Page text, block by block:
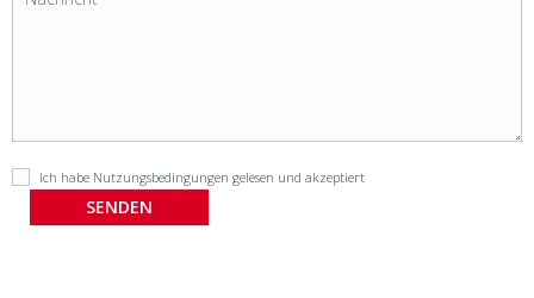
Ich habe Nutzungsbedingungen gelesen und akzeptiert